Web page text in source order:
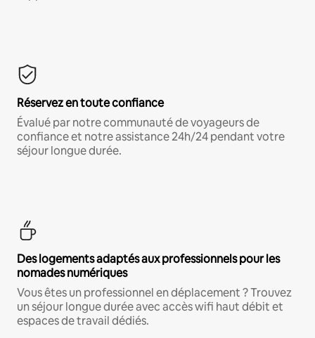
Réservez en toute confiance
Évalué par notre communauté de voyageurs de
confiance et notre assistance 24h/24 pendant votre
séjour longue durée.
Des logements adaptés aux professionnels pour les
nomades numériques
Vous êtes un professionnel en déplacement ? Trouvez
un séjour longue durée avec accès wifi haut débit et
espaces de travail dédiés.